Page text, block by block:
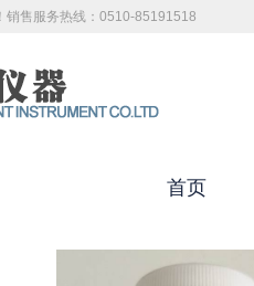
销售服务热线：0510-85191518
首页